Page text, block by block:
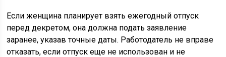
Если женщина планирует взять ежегодный отпуск
перед декретом, она должна подать заявление
заранее, указав точные даты. Работодатель не вправе
отказать, если отпуск еще не использован и не